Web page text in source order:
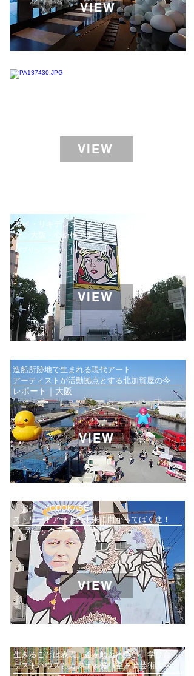
VIEW
アントニー・ゴームリーの作品が
VIEW
ロイ・リキテンスタインの壁画前で待ち合わ
せ。大阪・心斎橋でポップアートに出会う
パブリックアート｜大阪
VIEW
造船所跡地で生まれる現代アート
アーティストが活動拠点とする北加賀屋の今
レポート｜大阪
VIEW
「淀壁（YODOKABE）」
ストリートアートの未来に向かってばく進！
パブリックアート｜大阪
VIEW
生きることは表現。釜ヶ崎と出会い、学び合う
ゲストハウスとカフェと庭「釜ヶ崎芸術大学」